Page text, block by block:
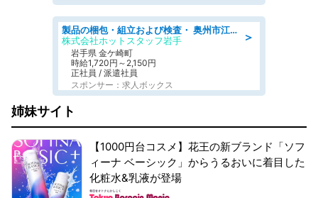
＞
製品の梱包・組立および検査・ 奥州市江刺/大手企業で長期安定 梱包・検査・組立/半年経過毎に5万円の報奨金有
株式会社ホットスタッフ岩手
岩手県 金ケ崎町
時給1,720円～2,150円
正社員 / 派遣社員
スポンサー：求人ボックス
姉妹サイト
【1000円台コスメ】花王の新ブランド「ソフ
ィーナ ベーシック」からうるおいに着目した
化粧水&乳液が登場